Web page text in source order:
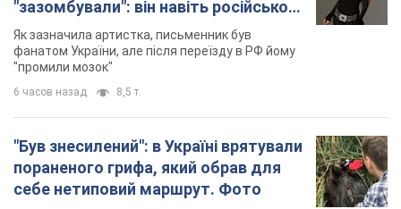
"зазомбували": він навіть російської
не знав, а тепер хоче геноциду
українців
Як зазначила артистка, письменник був
фанатом України, але після переїзду в РФ йому
"промили мозок"
6 часов назад 8,5 т.
"Був знесилений": в Україні врятували
пораненого грифа, який обрав для
себе нетиповий маршрут. Фото